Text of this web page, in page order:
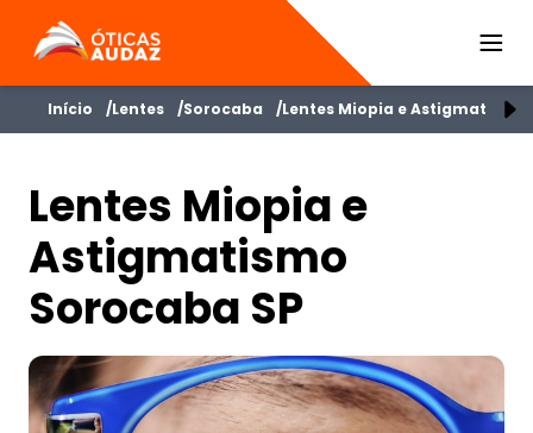
ÓTICAS AUDAZ
Início Lentes Sorocaba Lentes Miopia e Astigmatismo
Lentes Miopia e
Astigmatismo
Sorocaba SP